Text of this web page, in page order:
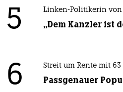
5 Linken-Politikerin von
„Dem Kanzler ist
6 Streit um Rente mit 63
Passgenauer